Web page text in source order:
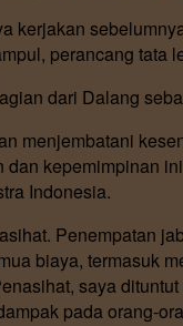
kerjakan
perancang tata
dari Dalang
menjembatani
kepemimpinan
Indonesia.
Penempatan
biaya, termasuk
saya
pada orang-